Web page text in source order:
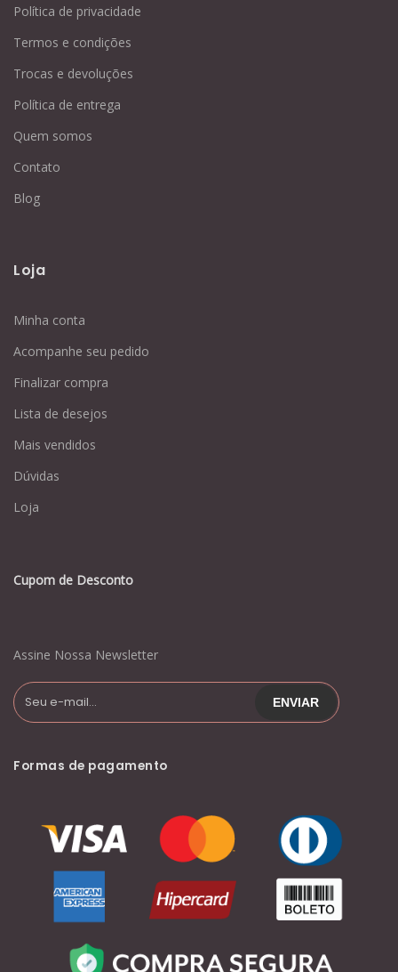
Política de privacidade
Termos e condições
Trocas e devoluções
Política de entrega
Quem somos
Contato
Blog
Loja
Minha conta
Acompanhe seu pedido
Finalizar compra
Lista de desejos
Mais vendidos
Dúvidas
Loja
Cupom de Desconto
Assine Nossa Newsletter
Formas de pagamento